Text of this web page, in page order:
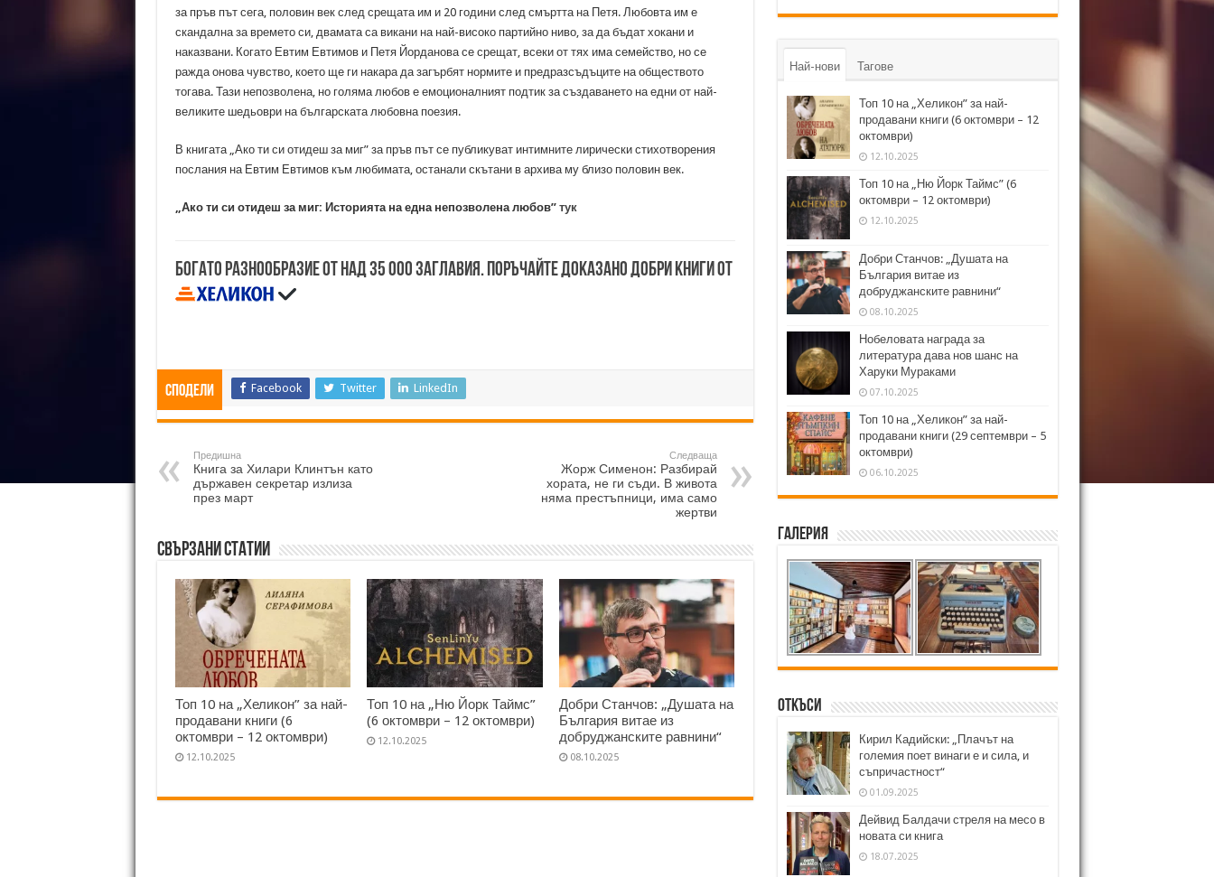
за пръв път сега, половин век след срещата им и 20 години след смъртта на Петя. Любовта им е
скандална за времето си, двамата са викани на най-високо партийно ниво, за да бъдат хокани и
наказвани. Когато Евтим Евтимов и Петя Йорданова се срещат, всеки от тях има семейство, но се
ражда онова чувство, което ще ги накара да загърбят нормите и предразсъдъците на обществото
тогава. Тази непозволена, но голяма любов е емоционалният подтик за създаването на едни от най-
великите шедьоври на българската любовна поезия.
В книгата „Ако ти си отидеш за миг” за пръв път се публикуват интимните лирически стихотворения
послания на Евтим Евтимов към любимата, останали скътани в архива му близо половин век.
„Ако ти си отидеш за миг: Историята на една непозволена любов” тук
Богато разнообразие от над 35 000 заглавия. Поръчайте доказано добри книги от
Сподели Facebook Twitter LinkedIn
Предишна
Книга за Хилари Клинтън като
държавен секретар излиза
през март
Следваща
Жорж Сименон: Разбирай
хората, не ги съди. В живота
няма престъпници, има само
жертви
Свързани статии
Топ 10 на „Хеликон” за най-
продавани книги (6
октомври – 12 октомври)
12.10.2025
Топ 10 на „Ню Йорк Таймс”
(6 октомври – 12 октомври)
12.10.2025
Добри Станчов: „Душата на
България витае из
добруджанските равнини“
08.10.2025
Най-нови Тагове
Топ 10 на „Хеликон” за най-
продавани книги (6 октомври – 12
октомври)
12.10.2025
Топ 10 на „Ню Йорк Таймс” (6
октомври – 12 октомври)
12.10.2025
Добри Станчов: „Душата на
България витае из
добруджанските равнини“
08.10.2025
Нобеловата награда за
литература дава нов шанс на
Харуки Мураками
07.10.2025
Топ 10 на „Хеликон” за най-
продавани книги (29 септември – 5
октомври)
06.10.2025
Галерия
Откъси
Кирил Кадийски: „Плачът на
големия поет винаги е и сила, и
съпричастност“
01.09.2025
Дейвид Балдачи стреля на месо в
новата си книга
18.07.2025